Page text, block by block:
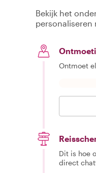
Bekijk het
personaliseren
Ontmoet
Dit is hoe
direct